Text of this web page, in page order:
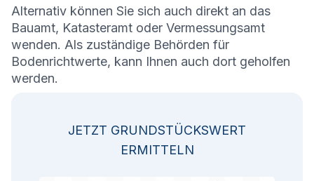
Alternativ können Sie sich auch direkt an das
Bauamt, Katasteramt oder Vermessungsamt
wenden. Als zuständige Behörden für
Bodenrichtwerte, kann Ihnen auch dort geholfen
werden.
JETZT GRUNDSTÜCKSWERT
ERMITTELN